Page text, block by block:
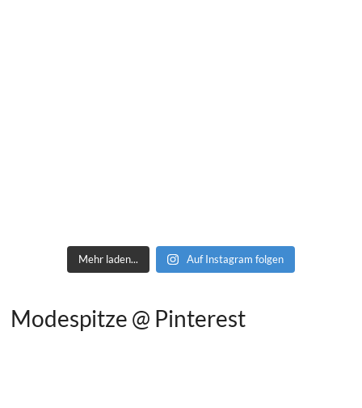
Mehr laden... Auf Instagram folgen
Modespitze @ Pinterest